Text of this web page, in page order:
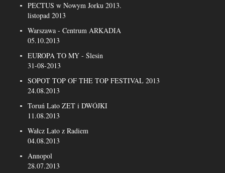
PECTUS w Nowym Jorku 2013.
listopad 2013
Warszawa - Centrum ARKADIA
05.10.2013
EUROPA TO MY - Ślesin
31-08-2013
SOPOT TOP OF THE TOP FESTIVAL 2013
24.08.2013
Toruń Lato ZET i DWÓJKI
11.08.2013
Wałcz Lato z Radiem
04.08.2013
Annopol
28.07.2013